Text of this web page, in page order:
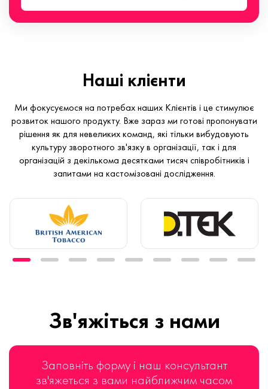
Наші клієнти
Ми фокусуємося на потребах наших Клієнтів і це стимулює
розвиток нашого продукту. Вже зараз ми готові пропонувати
рішення як для невеликих команд, які тільки вибудовують
культуру зворотного зв'язку в організації, так і для
організацій з декількома десятками тисяч співробітників і
запитами на кастомізовані дослідження.
Зв'яжіться з нами
Заповніть форму і наш консультант
зв'яжеться з вами найближчим часом